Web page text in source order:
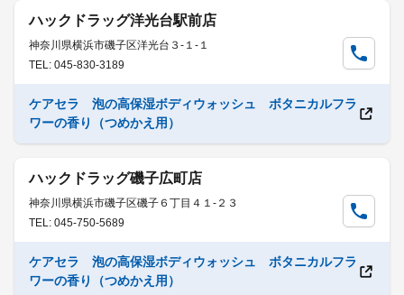
ハックドラッグ洋光台駅前店
神奈川県横浜市磯子区洋光台３-１-１
TEL: 045-830-3189
ケアセラ 泡の高保湿ボディウォッシュ ボタニカルフラ
ワーの香り（つめかえ用）
ハックドラッグ磯子広町店
神奈川県横浜市磯子区磯子６丁目４１-２３
TEL: 045-750-5689
ケアセラ 泡の高保湿ボディウォッシュ ボタニカルフラ
ワーの香り（つめかえ用）